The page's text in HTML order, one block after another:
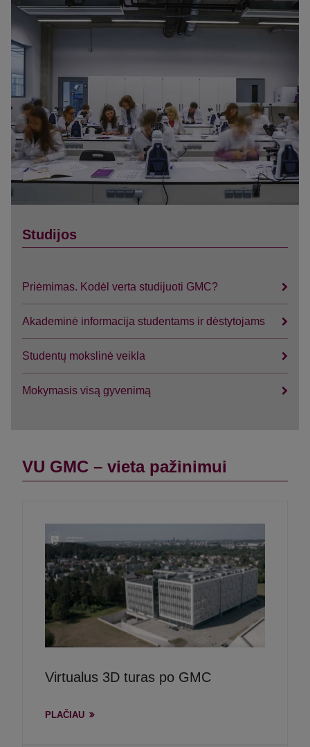
Studijos
Priėmimas. Kodėl verta studijuoti GMC?
Akademinė informacija studentams ir dėstytojams
Studentų mokslinė veikla
Mokymasis visą gyvenimą
VU GMC – vieta pažinimui
Virtualus 3D turas po GMC
PLAČIAU